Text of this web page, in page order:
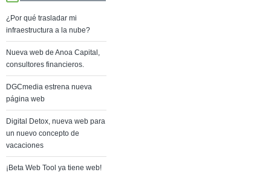
¿Por qué trasladar mi
infraestructura a la nube?
Nueva web de Anoa Capital,
consultores financieros.
DGCmedia estrena nueva
página web
Digital Detox, nueva web para
un nuevo concepto de
vacaciones
¡Beta Web Tool ya tiene web!